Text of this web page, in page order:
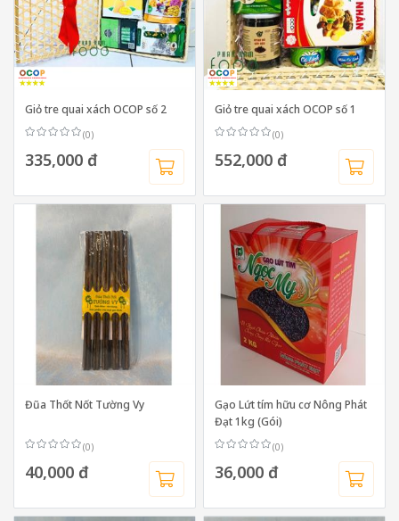
Giỏ tre quai xách OCOP số 2
(0)
335,000 đ
Giỏ tre quai xách OCOP số 1
(0)
552,000 đ
Đũa Thốt Nốt Tường Vy
(0)
40,000 đ
Gạo Lứt tím hữu cơ Nông Phát
Đạt 1kg (Gói)
(0)
36,000 đ